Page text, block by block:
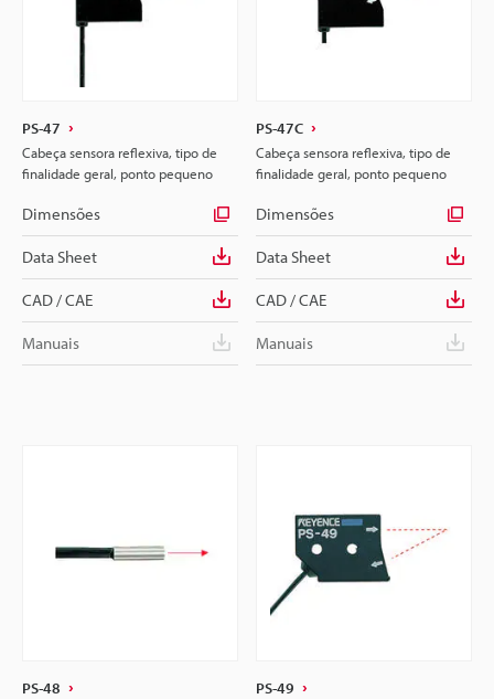
PS-47
Cabeça sensora reflexiva, tipo de
finalidade geral, ponto pequeno
Dimensões
Data Sheet
CAD / CAE
Manuais
PS-47C
Cabeça sensora reflexiva, tipo de
finalidade geral, ponto pequeno
Dimensões
Data Sheet
CAD / CAE
Manuais
PS-48 PS-49